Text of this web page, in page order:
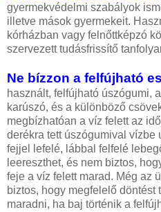
gyermekvédelmi szabályok
illetve mások gyermekeit.
kórházban vagy felnőttképzó
szervezett tudásfrissítő
Ne bízzon a felfújható
használt, felfújható úszógumi,
karúszó, és a különböző
megbízhatóan a víz felett az
derékra tett úszógumival vízbe
fejjel lefelé, lábbal felfelé
leereszthet, és nem biztos,
feje a víz felett marad. Még az
biztos, hogy megfelelő döntést
maradni, ha baj történik a